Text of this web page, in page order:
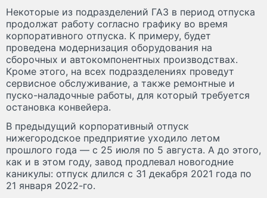
Некоторые из подразделений ГАЗ в период отпуска
продолжат работу согласно графику во время
корпоративного отпуска. К примеру, будет
проведена модернизация оборудования на
сборочных и автокомпонентных производствах.
Кроме этого, на всех подразделениях проведут
сервисное обслуживание, а также ремонтные и
пуско-наладочные работы, для который требуется
остановка конвейера.
В предыдущий корпоративный отпуск
нижегородское предприятие уходило летом
прошлого года — с 25 июля по 5 августа. А до этого,
как и в этом году, завод продлевал новогодние
каникулы: отпуск длился с 31 декабря 2021 года по
21 января 2022-го.